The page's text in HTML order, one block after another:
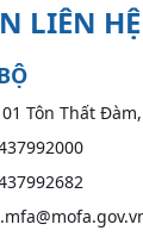
LIÊN HỆ
01 Tôn Thất